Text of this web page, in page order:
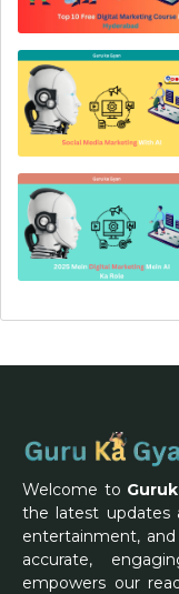
Welcome to
the latest updates
entertainment,
accurate,
empowers our